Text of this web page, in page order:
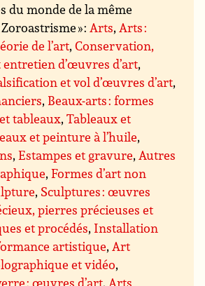
du monde de la même
» :Arts,Arts :
de l’art,Conservation,
d’œuvres d’art,
et vol d’œuvres d’art,
, Beaux-arts : formes
tableaux,Tableaux et
et peinture à l’huile,
,Estampes et gravure,Autres
,Formes d’art non
, Sculptures : œuvres
pierres précieuses et
et procédés, Installation
artistique,Art
et vidéo,
: œuvres d’art,Arts